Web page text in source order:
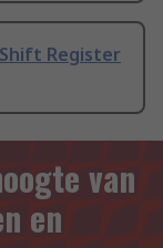
Register
van
en